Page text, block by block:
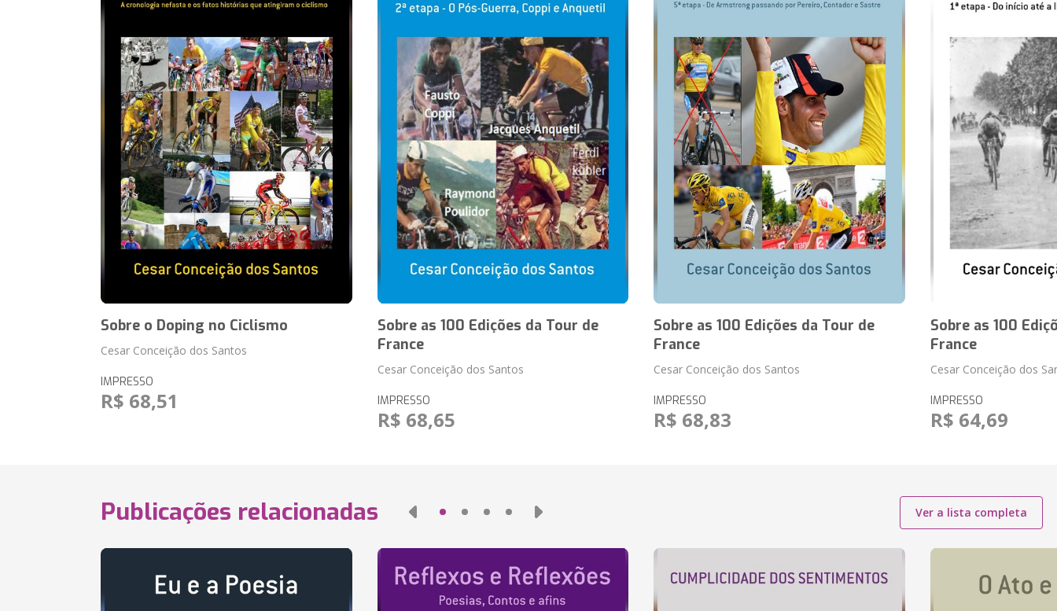
Sobre o Doping no Ciclismo
Cesar Conceição dos Santos
IMPRESSO
R$ 68,51
Sobre as 100 Edições da Tour de
France
Cesar Conceição dos Santos
IMPRESSO
R$ 68,65
Sobre as 100 Edições da Tour de
France
Cesar Conceição dos Santos
IMPRESSO
R$ 68,83
Sobre as 100
France
Cesar Conceição dos
IMPRESSO
R$ 64,69
Publicações relacionadas Ver a lista completa